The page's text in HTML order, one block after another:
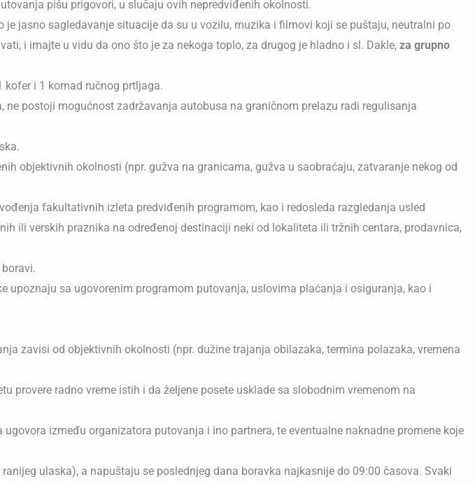
pišu prigovori, u slučaju ovih nepredviđenih okolnosti.
je jasno sagledavanje situacije da su u vozilu, muzika i filmovi koji se puštaju, neutralni po
i imajte u vidu da ono što je za nekoga toplo, za drugog je hladno i sl. Dakle, za grupno
i 1 komad ručnog prtljaga.
postoji mogućnost zadržavanja autobusa na graničnom prelazu radi regulisanja
objektivnih okolnosti (npr. gužva na granicama, gužva u saobraćaju, zatvaranje nekog od
fakultativnih izleta predviđenih programom, kao i redosleda razgledanja usled
ili verskih praznika na određenoj destinaciji neki od lokaliteta ili tržnih centara, prodavnica,
sa ugovorenim programom putovanja, uslovima plaćanja i osiguranja, kao i
zavisi od objektivnih okolnosti (npr. dužine trajanja obilazaka, termina polazaka, vremena
provere radno vreme istih i da željene posete usklade sa slobodnim vremenom na
između organizatora putovanja i ino partnera, te eventualne naknadne promene koje
ulaska), a napuštaju se poslednjeg dana boravka najkasnije do 09:00 časova. Svaki